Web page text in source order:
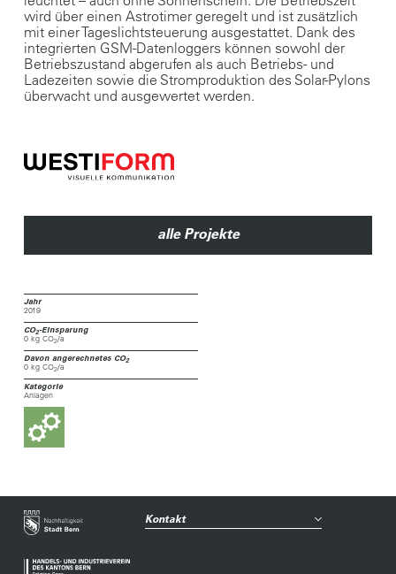
Jahr
2019
CO2-Einsparung
0 kg CO2/a
Davon angerechnetes CO2
0 kg CO2/a
Kategorie
Anlagen
wird über einen Astrotimer geregelt und ist zusätzlich
mit einer Tageslichtsteuerung ausgestattet. Dank des
integrierten GSM-Datenloggers können sowohl der
Betriebszustand abgerufen als auch Betriebs- und
Ladezeiten sowie die Stromproduktion des Solar-Pylons
überwacht und ausgewertet werden.
alle Projekte
Kontakt